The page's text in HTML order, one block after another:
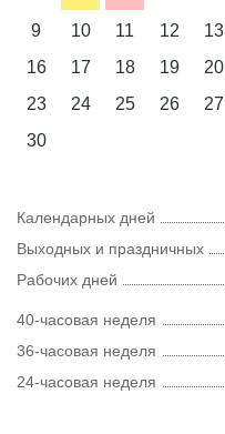
9
10 11 12 13
16
17 18 19 20
23
24 25 26 27
30
Календарных дней
Выходных и праздничных
Рабочих дней
40-часовая неделя
36-часовая неделя
24-часовая неделя